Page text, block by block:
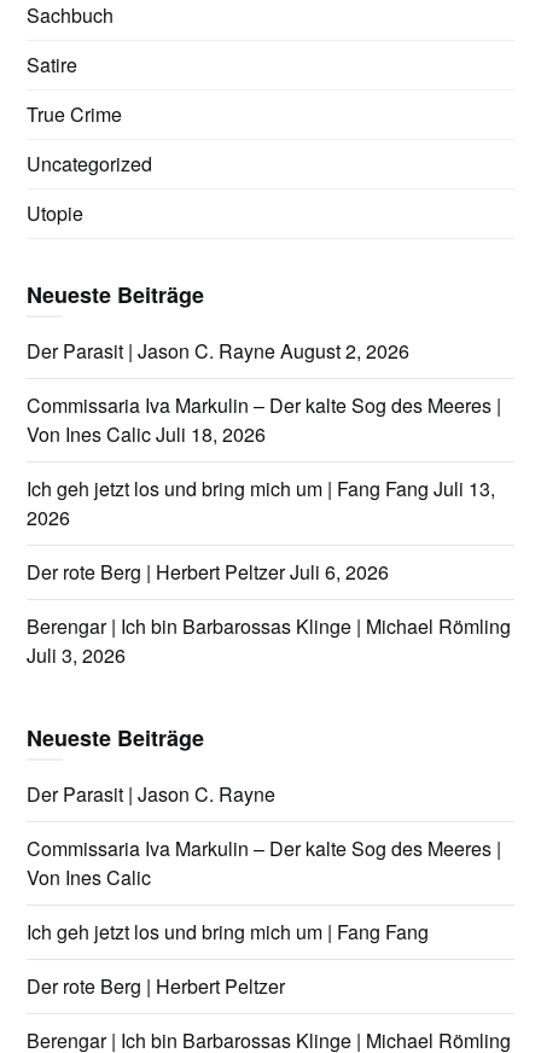
Sachbuch
Satire
True Crime
Uncategorized
Utopie
Neueste Beiträge
Der Parasit | Jason C. RayneAugust 2, 2026
Commissaria Iva Markulin – Der kalte Sog des Meeres |
Von Ines CalicJuli 18, 2026
Ich geh jetzt los und bring mich um | Fang Fang Juli 13,
2026
Der rote Berg | Herbert PeltzerJuli 6, 2026
Berengar | Ich bin Barbarossas Klinge | Michael Römling
Juli 3, 2026
Neueste Beiträge
Der Parasit | Jason C. Rayne
Commissaria Iva Markulin – Der kalte Sog des Meeres |
Von Ines Calic
Ich geh jetzt los und bring mich um | Fang Fang
Der rote Berg | Herbert Peltzer
Berengar | Ich bin Barbarossas Klinge | Michael Römling